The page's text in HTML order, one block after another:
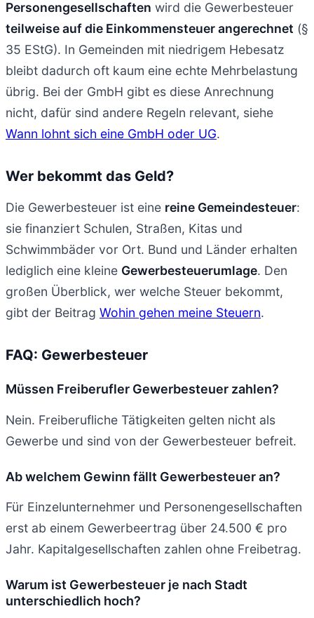
Personengesellschaften wird die Gewerbesteuer
teilweise auf die Einkommensteuer angerechnet (§
35 EStG). In Gemeinden mit niedrigem Hebesatz
bleibt dadurch oft kaum eine echte Mehrbelastung
übrig. Bei der GmbH gibt es diese Anrechnung
nicht, dafür sind andere Regeln relevant, siehe
Wann lohnt sich eine GmbH oder UG.
Wer bekommt das Geld?
Die Gewerbesteuer ist eine reine Gemeindesteuer:
sie finanziert Schulen, Straßen, Kitas und
Schwimmbäder vor Ort. Bund und Länder erhalten
lediglich eine kleine Gewerbesteuerumlage. Den
großen Überblick, wer welche Steuer bekommt,
gibt der Beitrag Wohin gehen meine Steuern.
FAQ: Gewerbesteuer
Müssen Freiberufler Gewerbesteuer zahlen?
Nein. Freiberufliche Tätigkeiten gelten nicht als
Gewerbe und sind von der Gewerbesteuer befreit.
Ab welchem Gewinn fällt Gewerbesteuer an?
Für Einzelunternehmer und Personengesellschaften
erst ab einem Gewerbeertrag über 24.500 € pro
Jahr. Kapitalgesellschaften zahlen ohne Freibetrag.
Warum ist Gewerbesteuer je nach Stadt
unterschiedlich hoch?